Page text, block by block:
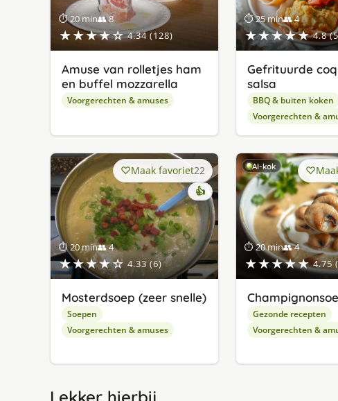
⏱ 20 min👥 8
★★★★☆ 4.34 (128)
Amuse van rolletjes ham
en buffel mozzarella
Voorgerechten & amuses
⏱ 25 min👥 4
★★★★★ 4.8
Gefrituurde
salsa
BBQ & buiten koken
Voorgerechten &
⏱ 20 min👥 4
★★★★☆ 4.33 (6)
Maak favoriet22
👍
Mosterdsoep (zeer snelle)
Soepen
Voorgerechten & amuses
AI-kok
⏱ 20 min👥 4
★★★★★ 4.75
Gezonde recepten
Voorgerechten &
Lekker hierbij